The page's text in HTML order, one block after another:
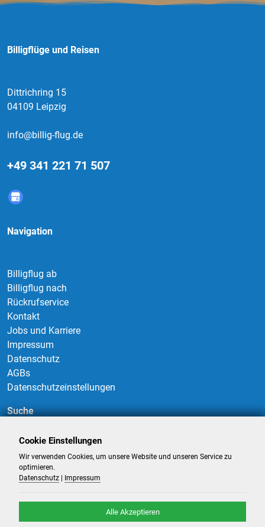
Billigflüge und Reisen
Dittrichring 15
04109 Leipzig
info@billig-flug.de
+49 341 221 71 507
Navigation
Billigflug ab
Billigflug nach
Rückrufservice
Kontakt
Jobs und Karriere
Impressum
Datenschutz
AGBs
Datenschutzeinstellungen
Suche
Suchen
Cookie Einstellungen
Wir verwenden Cookies, um unsere Website und unseren Service zu
optimieren.
Datenschutz
Impressum
Alle Akzeptieren